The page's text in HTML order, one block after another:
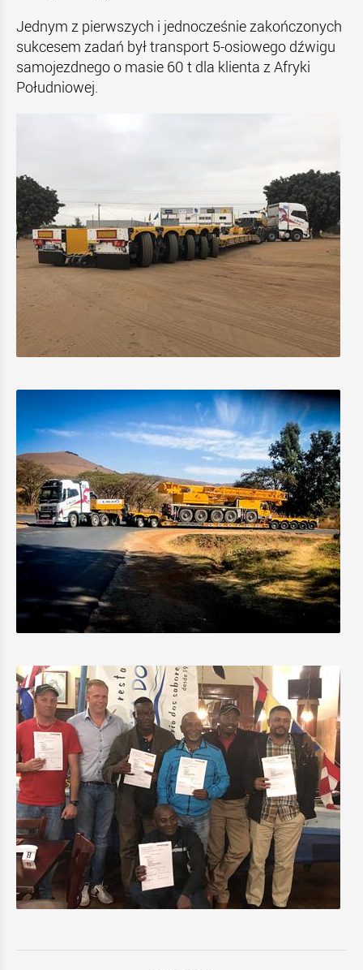
Jednym z pierwszych i jednocześnie zakończonych
sukcesem zadań był transport 5-osiowego dźwigu
samojezdnego o masie 60 t dla klienta z Afryki
Południowej.